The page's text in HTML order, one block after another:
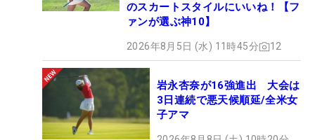
のスカートスタイルにいいね！【フ
ァンが選ぶ神10】
2026年8月5日 (水) 11時45分 12
岩永杏奈が16強進出 大会は
3日連続で悪天候順延/全米女
子アマ